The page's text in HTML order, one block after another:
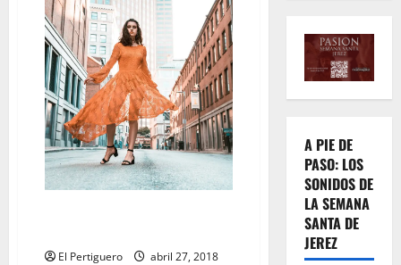
Fashion
El Pertiguero
abril 27, 2018
A PIE DE
PASO: LOS
SONIDOS DE
LA SEMANA
SANTA DE
JEREZ